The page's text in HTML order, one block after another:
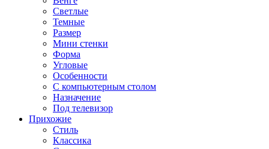
Светлые
Темные
Размер
Мини стенки
Форма
Угловые
Особенности
С компьютерным столом
Назначение
Под телевизор
Прихожие
Стиль
Классика